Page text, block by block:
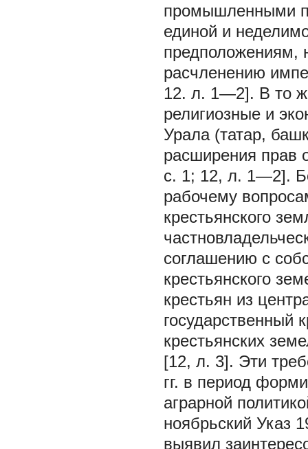
промышленными
единой и
предположениям,
расчленению
12. л. 1—2]. В то
религиозные и
Урала (татар,
расширения прав
с. 1; 12, л. 1—2].
рабочему
крестьянского
соглашению с
крестьянского
крестьян из
государственный
крестьянских
[12, л. 3]. Эти
гг. в период
аграрной
ноябрьский Указ
выявил